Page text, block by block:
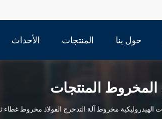
حول بنا المنتجات الأحداث
المخروط المنتجات